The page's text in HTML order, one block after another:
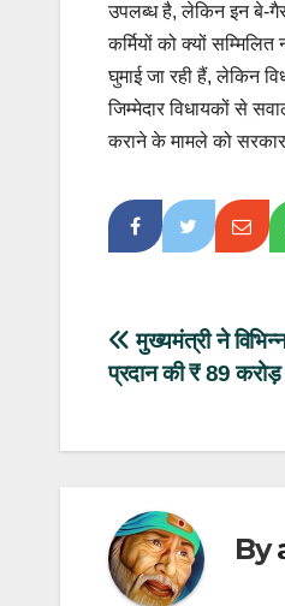
उपलब्ध है, लेकिन इन बे-
कर्मियों को क्यों
घुमाई जा रही हैं, लेकिन
जिम्मेदार विधायकों से
कराने के मामले को सरकार
Post
navigation
मुख्यमंत्री ने
प्रदान की ₹ 89 करोड़
By